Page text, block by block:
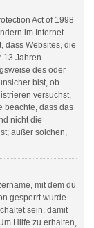
Act of 1998
im Internet
dass Websites, die
13 Jahren
des oder
bist, ob
versuchst,
beachte, dass das
nicht die
außer solchen,
mit dem du
gesperrt wurde.
sein, damit
Hilfe zu erhalten,